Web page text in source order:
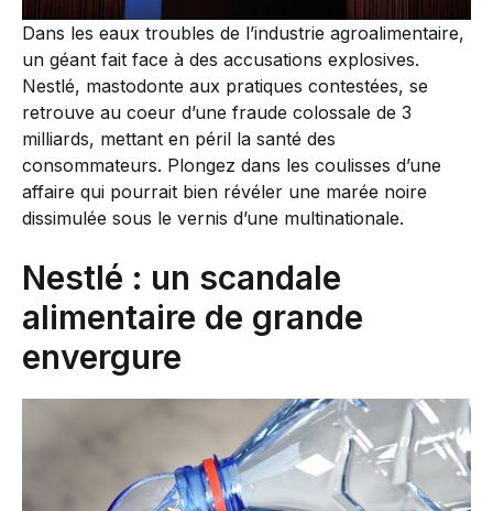
Dans les eaux troubles de l’industrie agroalimentaire,
un géant fait face à des accusations explosives.
Nestlé, mastodonte aux pratiques contestées, se
retrouve au coeur d’une fraude colossale de 3
milliards, mettant en péril la santé des
consommateurs. Plongez dans les coulisses d’une
affaire qui pourrait bien révéler une marée noire
dissimulée sous le vernis d’une multinationale.
Nestlé : un scandale
alimentaire de grande
envergure